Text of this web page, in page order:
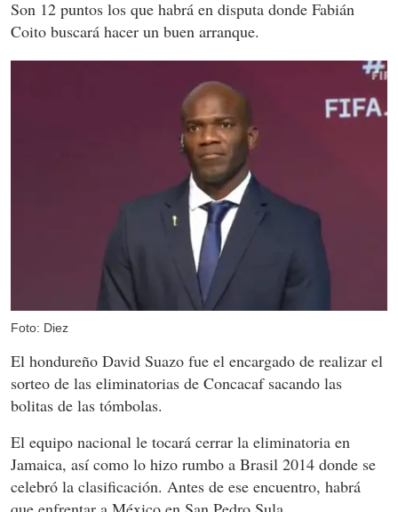
Son 12 puntos los que habrá en disputa donde Fabián
Coito buscará hacer un buen arranque.
Foto: Diez
El hondureño David Suazo fue el encargado de realizar el
sorteo de las eliminatorias de Concacaf sacando las
bolitas de las tómbolas.
El equipo nacional le tocará cerrar la eliminatoria en
Jamaica, así como lo hizo rumbo a Brasil 2014 donde se
celebró la clasificación. Antes de ese encuentro, habrá